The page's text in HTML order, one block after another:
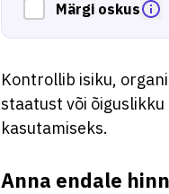
Märgi oskus
Kontrollib isiku,
staatust või
kasutamiseks.
Anna endale